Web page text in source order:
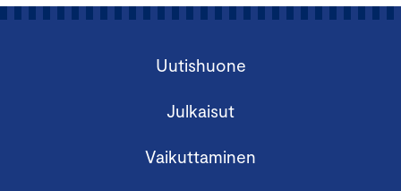
Uutishuone
Julkaisut
Vaikuttaminen